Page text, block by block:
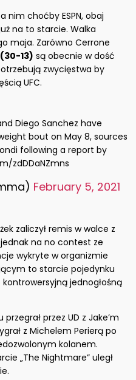
nim choćby ESPN, obaj
na to starcie. Walka
maja. Zarówno Cerrone
(30-13) są obecnie w dość
zwycięstwa by
UFC.
Diego Sanchez have
bout on May 8, sources
following a report by
zdDDaNZmns
February 5, 2021
zaliczył remis w walce z
jednak na no contest ze
wykryte w organizmie
to starcie pojedynku
jednogłośną
przez UD z Jake’m
z Michelem Perierą po
kolanem.
„The Nightmare” uległ